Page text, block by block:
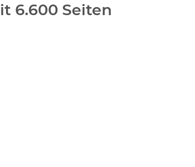
6.600 Seiten